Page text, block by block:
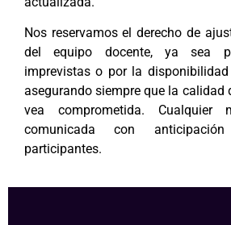
Nos reservamos el derecho de
del equipo docente, ya sea
imprevistas o por la
asegurando siempre que la calidad
vea comprometida. Cualquier
comunicada con
participantes.